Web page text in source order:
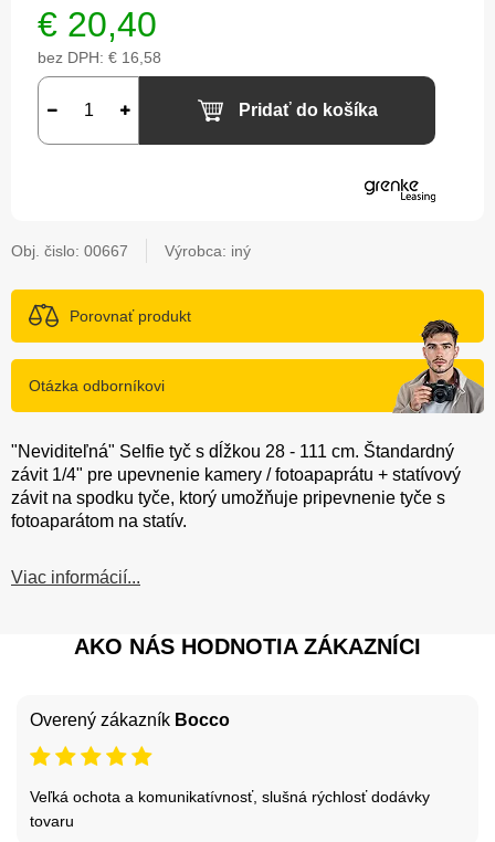
€ 20,40
bez DPH: € 16,58
Pridať do košíka
Obj. čislo: 00667 Výrobca: iný
Porovnať produkt
Otázka odborníkovi
"Neviditeľná" Selfie tyč s dĺžkou 28 - 111 cm. Štandardný
závit 1/4" pre upevnenie kamery / fotoapaprátu + statívový
závit na spodku tyče, ktorý umožňuje pripevnenie tyče s
fotoaparátom na statív.
Viac informácií...
AKO NÁS HODNOTIA ZÁKAZNÍCI
Overený zákazník Bocco
Veľká ochota a komunikatívnosť, slušná rýchlosť dodávky
tovaru